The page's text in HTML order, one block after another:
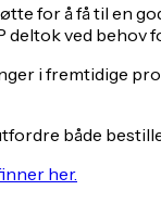
for å få til en
ved
i fremtidige
både
her.